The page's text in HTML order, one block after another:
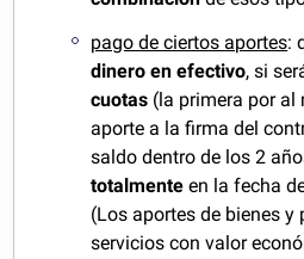
pago de ciertos aportes:
dinero en efectivo, si
cuotas (la primera por al
aporte a la firma del
saldo dentro de los 2
totalmente en la fecha
(Los aportes de bienes y
servicios con valor